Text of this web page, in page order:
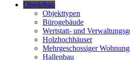
Objektbau
Objekttypen
Bürogebäude
Wertstatt- und
Holzhochhäuser
Mehrgeschossiger
Hallenbau